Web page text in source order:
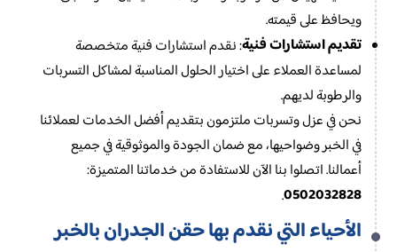
ويحافظ على قيمته.
تقديم استشارات فنية: نقدم استشارات فنية متخصصة
لمساعدة العملاء على اختيار الحلول المناسبة لمشاكل التسربات
والرطوبة لديهم.
نحن في عزل وتسربات ملتزمون بتقديم أفضل الخدمات لعملائنا
في الخبر وضواحيها، مع ضمان الجودة والموثوقية في جميع
أعمالنا. اتصلوا بنا الآن للاستفادة من خدماتنا المتميزة:
0502032828
.
الأحياء التي نقدم بها حقن الجدران بالخبر